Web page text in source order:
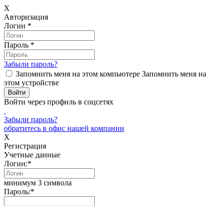
X
Авторизация
Логин *
Пароль *
Забыли пароль?
Запомнить меня на этом компьютере Запомнить меня на
этом устройстве
Войти через профиль в соцсетях
Забыли пароль?
обратитесь в офис нашей компании
X
Регистрация
Учетные данные
Логин:*
минимум 3 символа
Пароль:*